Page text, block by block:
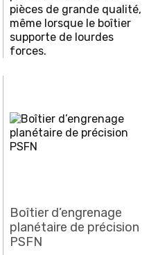
pièces de grande qualité,
même lorsque le boîtier
supporte de lourdes
forces.
Boîtier d’engrenage
planétaire de précision
PSFN